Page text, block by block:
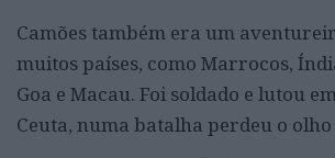
Camões também era um
muitos países, como Marrocos,
Goa e Macau. Foi soldado e lutou
Ceuta, numa batalha perdeu o